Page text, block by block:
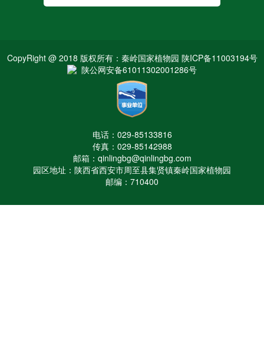
CopyRight @ 2018 版权所有：秦岭国家植物园 陕ICP备11003194号
陕公网安备61011302001286号
电话：029-85133816
传真：029-85142988
邮箱：qinlingbg@qinlingbg.com
园区地址：陕西省西安市周至县集贤镇秦岭国家植物园
邮编：710400